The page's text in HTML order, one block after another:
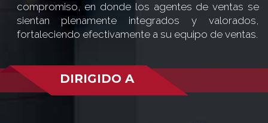
compromiso, en donde los agentes de ventas se
sientan plenamente integrados y valorados,
fortaleciendo efectivamente a su equipo de ventas.
DIRIGIDO A